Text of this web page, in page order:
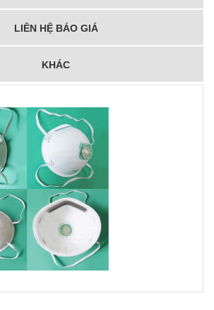
LIÊN HỆ BÁO GIÁ
KHÁC